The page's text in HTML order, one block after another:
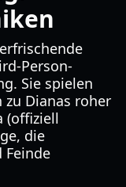
Person-
Sie spielen
Dianas roher
(offiziell
die
Feinde